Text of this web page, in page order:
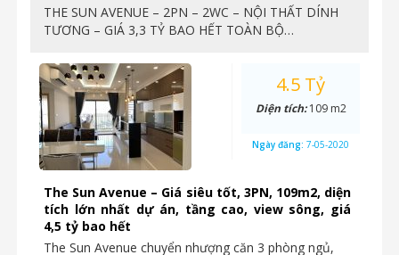
THE SUN AVENUE – 2PN – 2WC – NỘI THẤT DÍNH
TƯƠNG – GIÁ 3,3 TỶ BAO HẾT TOÀN BỘ…
The Sun Avenue – Giá siêu tốt, 3PN, 109m2, diện
tích lớn nhất dự án, tầng cao, view sông, giá
4,5 tỷ bao hết
The Sun Avenue chuyển nhượng căn 3 phòng ngủ,
4.5 Tỷ
Diện tích:109 m2
Ngày đăng: 7-05-2020